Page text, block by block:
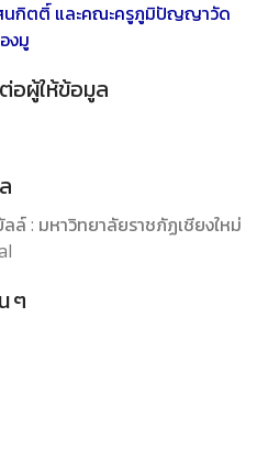
นกิตติ์ และคณะครูภูมิปัญญาวัด
งมู
อผู้ให้ข้อมูล
ล์ : มหาวิทยาลัยราชภัฏเชียงใหม่
ๆ